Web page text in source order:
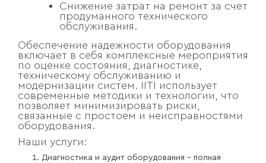
Снижение затрат на ремонт за счет
продуманного технического
обслуживания.
Обеспечение надежности оборудования
включает в себя комплексные мероприятия
по оценке состояния, диагностике,
техническому обслуживанию и
модернизации систем. IITI использует
современные методики и технологии, что
позволяет минимизировать риски,
связанные с простоем и неисправностями
оборудования.
Наши услуги:
Диагностика и аудит оборудования – полная